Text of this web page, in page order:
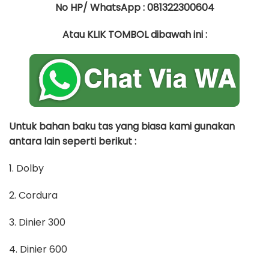
No HP/ WhatsApp : 081322300604
Atau KLIK TOMBOL dibawah ini :
Untuk bahan baku tas yang biasa kami gunakan
antara lain seperti berikut :
1. Dolby
2. Cordura
3. Dinier 300
4. Dinier 600